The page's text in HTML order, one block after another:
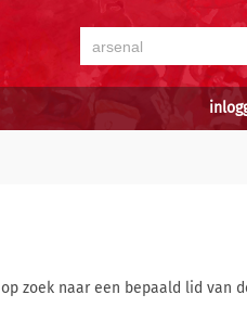
zoek naar een bepaald lid van